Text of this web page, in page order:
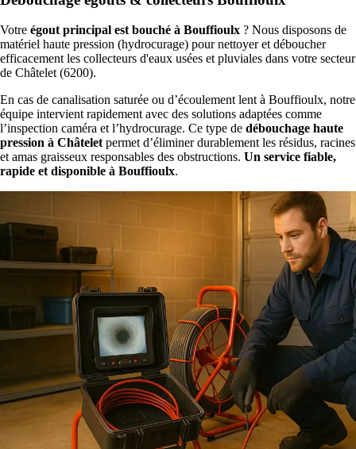
Votre égout principal est bouché à Bouffioulx ? Nous disposons de
matériel haute pression (hydrocurage) pour nettoyer et déboucher
efficacement les collecteurs d'eaux usées et pluviales dans votre secteur
de Châtelet (6200).
En cas de canalisation saturée ou d’écoulement lent à Bouffioulx, notre
équipe intervient rapidement avec des solutions adaptées comme
l’inspection caméra et l’hydrocurage. Ce type de débouchage haute
pression à Châtelet permet d’éliminer durablement les résidus, racines
et amas graisseux responsables des obstructions. Un service fiable,
rapide et disponible à Bouffioulx.